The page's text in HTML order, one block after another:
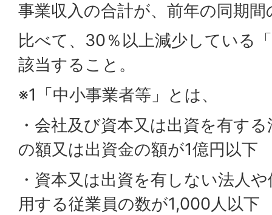
事業収入の合計が、前年の同期
比べて、30％以上減少している「
該当すること。
※1「中小事業者等」とは、
・会社及び資本又は出資を有す
の額又は出資金の額が1億円以下
・資本又は出資を有しない法人
用する従業員の数が1,000人以下